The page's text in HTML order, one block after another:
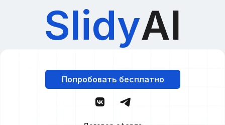
SlidyAI
Попробовать бесплатно